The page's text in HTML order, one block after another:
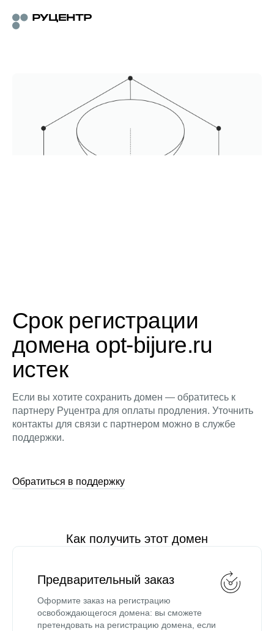
Срок регистрации
домена opt-bijure.ru
истек
Если вы хотите сохранить домен — обратитесь к
партнеру Руцентра для оплаты продления. Уточнить
контакты для связи с партнером можно в службе
поддержки.
Обратиться в поддержку
Как получить этот домен
Предварительный заказ
Оформите заказ на регистрацию
освобождающегося домена: вы сможете
претендовать на регистрацию домена, если